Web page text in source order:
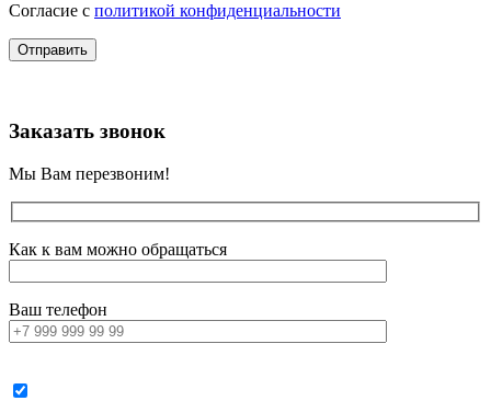
Согласие с политикой конфиденциальности
Заказать звонок
Мы Вам перезвоним!
Как к вам можно обращаться
Ваш телефон